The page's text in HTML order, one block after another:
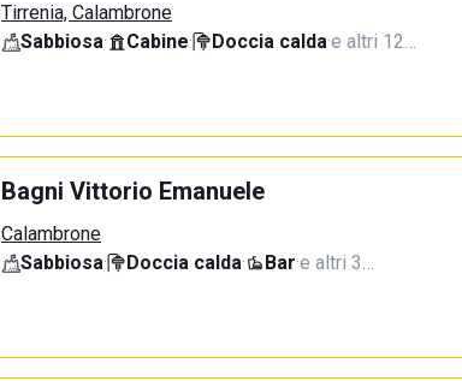
Tirrenia, Calambrone
Sabbiosa· Cabine· Doccia calda·e altri 12…
Bagni Vittorio Emanuele
Calambrone
Sabbiosa· Doccia calda· Bar·e altri 3…